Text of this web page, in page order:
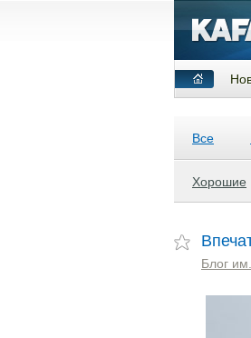
Все
Хорошие
Блог